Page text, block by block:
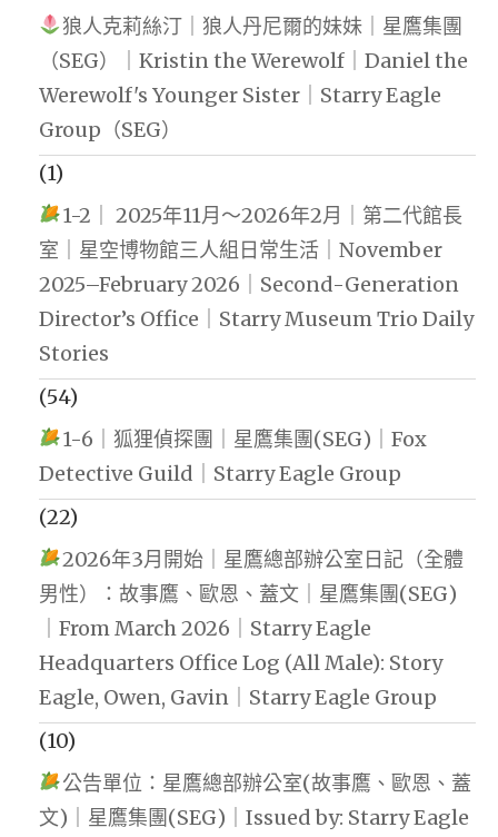
狼人克莉絲汀｜狼人丹尼爾的妹妹｜星鷹集團
（SEG）｜Kristin the Werewolf｜Daniel the
Werewolf's Younger Sister｜Starry Eagle
Group（SEG）
(1)
1-2｜ 2025年11月～2026年2月｜第二代館長
室｜星空博物館三人組日常生活｜November
2025–February 2026｜Second-Generation
Director’s Office｜Starry Museum Trio Daily
Stories
(54)
1-6｜狐狸偵探團｜星鷹集團(SEG)｜Fox
Detective Guild｜Starry Eagle Group
(22)
2026年3月開始｜星鷹總部辦公室日記（全體
男性）：故事鷹、歐恩、蓋文｜星鷹集團(SEG)
｜From March 2026｜Starry Eagle
Headquarters Office Log (All Male): Story
Eagle, Owen, Gavin｜Starry Eagle Group
(10)
公告單位：星鷹總部辦公室(故事鷹、歐恩、蓋
文)｜星鷹集團(SEG)｜Issued by: Starry Eagle